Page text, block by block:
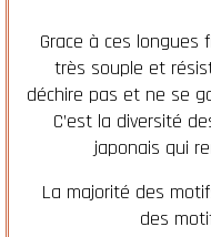
Grace à ces longues
très souple et
déchire pas et ne se
C’est la diversité
japonais qui
La majorité des
des